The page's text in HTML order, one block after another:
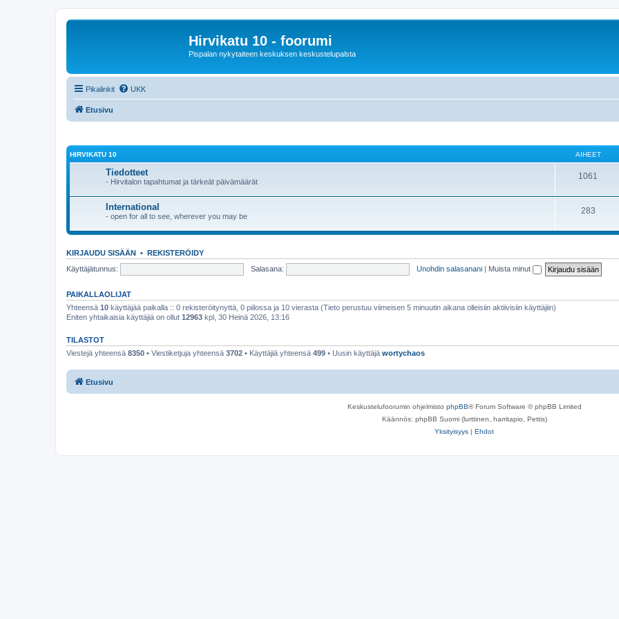
Hirvikatu 10 - foorumi
Pispalan nykytaiteen keskuksen keskustelupalsta
Pikalinkit UKK
Etusivu
HIRVIKATU 10 AIHEET
Tiedotteet
- Hirvitalon tapahtumat ja tärkeät päivämäärät
1061
International
- open for all to see, wherever you may be
283
KIRJAUDU SISÄÄN • REKISTERÖIDY
Käyttäjätunnus:
Salasana: Unohdin salasanani | Muista minut
PAIKALLAOLIJAT
Yhteensä 10 käyttäjää paikalla :: 0 rekisteröitynyttä, 0 piilossa ja 10 vierasta (Tieto perustuu viimeisen 5 minuutin aikana olleisiin aktiivisiin käyttäjiin)
Eniten yhtaikaisia käyttäjiä on ollut 12963 kpl, 30 Heinä 2026, 13:16
TILASTOT
Viestejä yhteensä 8350 • Viestiketjuja yhteensä 3702 • Käyttäjiä yhteensä 499 • Uusin käyttäjä wortychaos
Etusivu
Keskustelufoorumin ohjelmisto phpBB® Forum Software © phpBB Limited
Käännös: phpBB Suomi (lurttinen, harritapio, Pettis)
Yksityisyys | Ehdot